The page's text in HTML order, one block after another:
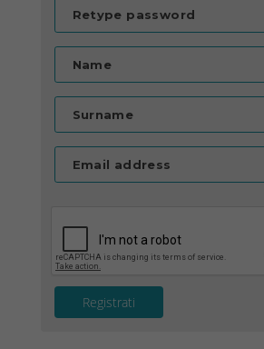
Retype password
Name
Surname
Email address
Registrati